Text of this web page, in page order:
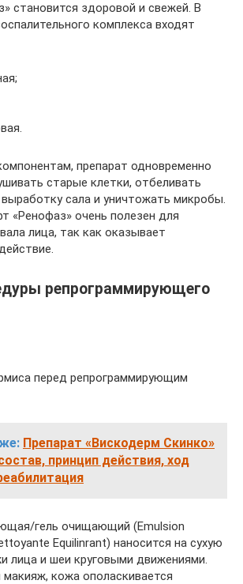
становится здоровой и свежей. В
комплекса входят
препарат одновременно
старые клетки, отбеливать
сала и уничтожать микробы.
«Ренофаз» очень полезен для
лица, так как оказывает
репрограммирующего
перед репрограммирующим
Препарат «Вискодерм Скинко»
принцип действия, ход
гель очищающий (Emulsion
Equilinrant) наносится на сухую
лица и шеи круговыми движениями.
кожа ополаскивается